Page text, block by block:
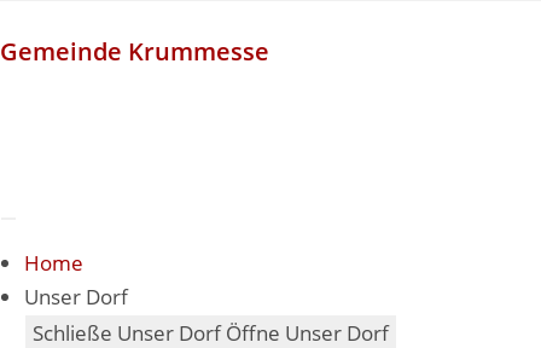
Inhalt
springen
Gemeinde Krummesse
Home
Unser Dorf
Schließe Unser Dorf Öffne Unser Dorf